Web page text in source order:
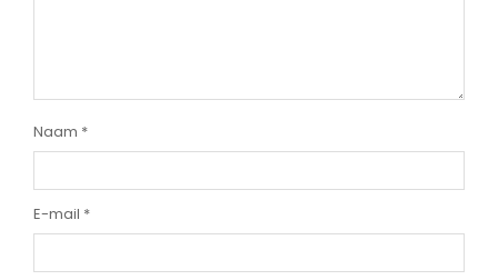
Naam *
E-mail *